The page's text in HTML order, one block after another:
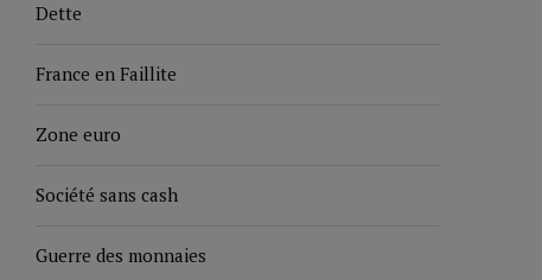
Dette
France en Faillite
Zone euro
Société sans cash
Guerre des monnaies